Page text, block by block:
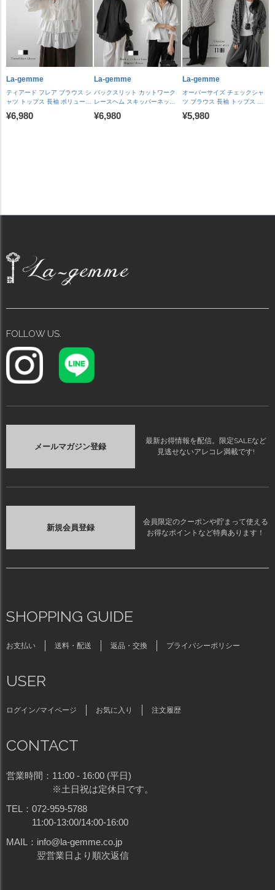
入荷予定順次発送】【送料無
送】【送料無料】メ込2
送】【送料無料】メ込2
La-gemme
ティアード フレア ブラウス シ
ャツ トップス 長袖 ボリューム
上品 レディース おすすめ おし
¥6,980
La-gemme
バックスリット カットワーク
レースヘム スキッパーネック
ーブ シャーリング レース裾 バ
¥6,980
La-gemme
オーバーサイズ チェックシャ
ツ ブラウス 長袖 トップス 長
ド 体型カバー ロングシーズン
¥5,980
FOLLOW US.
メールマガジン登録
最新お得情報を配信。限定SALEなど
見逃せないアレコレ満載です!
新規会員登録
会員限定のクーポンや貯まって使える
お得なポイントなど特典あります！
SHOPPING GUIDE
お支払い 送料・配送 返品・交換 プライバシーポリシー
USER
ログイン/マイページ お気に入り 注文履歴
CONTACT
営業時間： 11:00 - 16:00 (平日)
※土日祝は定休日です。
TEL： 072-959-5788
11:00-13:00/14:00-16:00
MAIL： info@la-gemme.co.jp
翌営業日より順次返信